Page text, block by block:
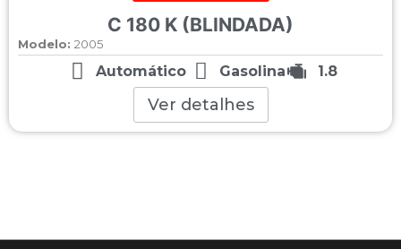
C 180 K (BLINDADA)
Modelo: 2005
Automático Gasolina 1.8
Ver detalhes